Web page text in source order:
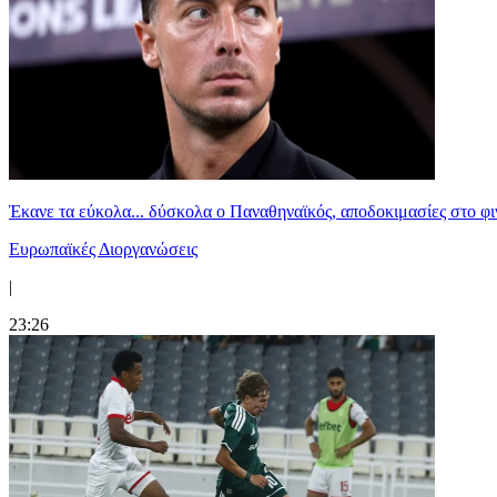
Έκανε τα εύκολα... δύσκολα ο Παναθηναϊκός, αποδοκιμασίες στο
Ευρωπαϊκές Διοργανώσεις
|
23:26